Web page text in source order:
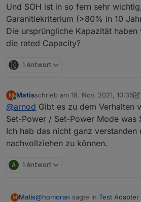
Und SOH ist in so fern sehr
Garanitiekriterium (>80% in 10
Die ursprüngliche Kapazität
die rated Capacity?
1 Antwort
M
Offline
Matisschrieb am 18. Nov. 2021, 10:35
zuletzt editiert von Matis
@arnod Gibt es zu dem Verhalten
Set-Power / Set-Power Mode was
Ich hab das nicht ganz verstanden
nachvollziehen zu können.
A 1 Antwort
M Matis@homoran sagte in Test